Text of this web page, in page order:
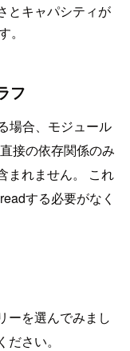
とキャパシティが
フ
場合、モジュール
接の依存関係のみ
まれません。 これ
する必要がなく
ーを選んでみまし
さい。